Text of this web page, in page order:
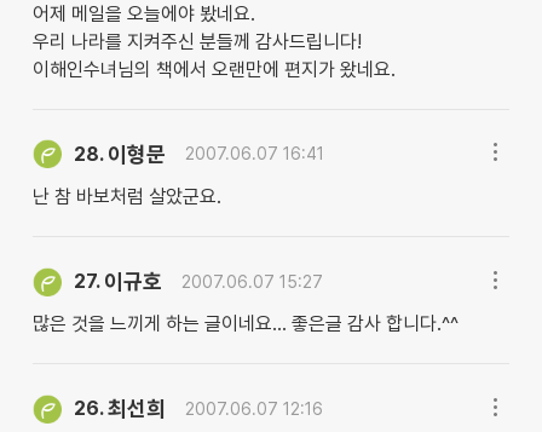
어제 메일을 오늘에야 봤네요.
우리 나라를 지켜주신 분들께 감사드립니다!
이해인수녀님의 책에서 오랜만에 편지가 왔네요.
28. 이형문 2007.06.07 16:41
난 참 바보처럼 살았군요.
27. 이규호 2007.06.07 15:27
많은 것을 느끼게 하는 글이네요... 좋은글 감사 합니다.^^
26.최선희 2007.06.07 12:16